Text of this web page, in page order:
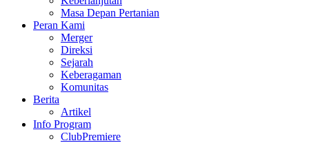
Masa Depan Pertanian
Peran Kami
Merger
Direksi
Sejarah
Keberagaman
Komunitas
Berita
Artikel
Info Program
ClubPremiere